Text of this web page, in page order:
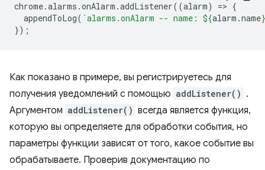
chrome.alarms .onAlarm .addListener((alarm) => {
appendToLog( `alarms.onAlarm -- name: ${alarm .name}
});
Как показано в примере, вы регистрируетесь для
получения уведомлений с помощью addListener() .
Аргументом addListener() всегда является функция,
которую вы определяете для обработки события, но
параметры функции зависят от того, какое событие вы
обрабатываете. Проверив документацию по